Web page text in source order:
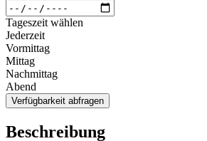
Tageszeit wählen
Jederzeit
Vormittag
Mittag
Nachmittag
Abend
Verfügbarkeit abfragen
Beschreibung